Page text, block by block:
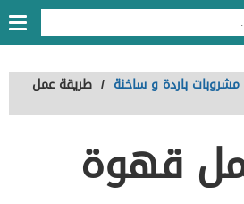
مشروبات باردة و ساخنة / طريقة عمل
قهوة